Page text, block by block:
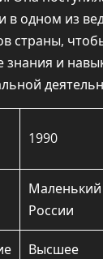
в одном из
страны,
и
1990
России
Высшее